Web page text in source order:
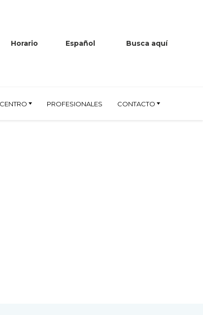
Horario Español Busca aquí
PROFESIONALES CONTACTO